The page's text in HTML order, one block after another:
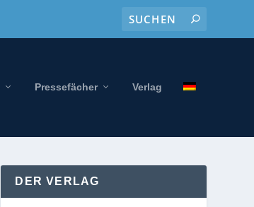
Pressefächer Verlag
DER VERLAG